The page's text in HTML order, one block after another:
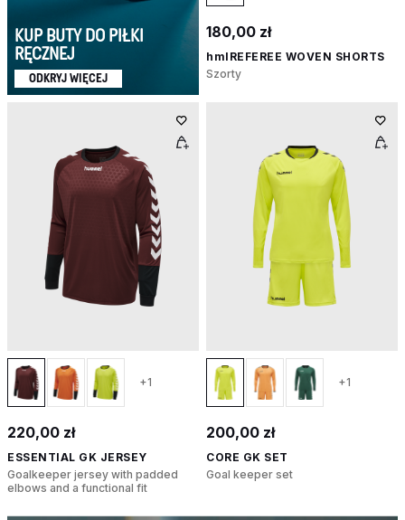
180,00 zł
hmlREFEREE WOVEN SHORTS
Szorty
KUP BUTY DO PIŁKI
RĘCZNEJ
ODKRYJ WIĘCEJ
+1
220,00 zł
ESSENTIAL GK JERSEY
Goalkeeper jersey with padded
elbows and a functional fit
+1
200,00 zł
CORE GK SET
Goal keeper set